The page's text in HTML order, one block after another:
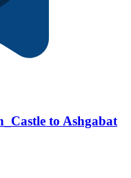
to Ashgabat